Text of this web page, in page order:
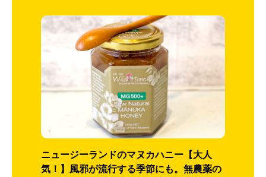
ニュージーランドのマヌカハニー【大人
気！】風邪が流行する季節にも。無農薬の